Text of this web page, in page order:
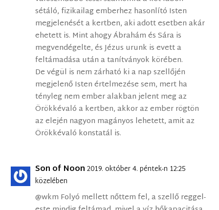
sétáló, fizikailag emberhez hasonlító Isten
megjelenését a kertben, aki adott esetben akár
ehetett is. Mint ahogy Ábrahám és Sára is
megvendégelte, és Jézus urunk is evett a
feltámadása után a tanítványok körében.
De végül is nem zárható ki a nap szellőjén
megjelenő Isten értelmezése sem, mert ha
tényleg nem ember alakban jelent meg az
Örökkévaló a kertben, akkor az ember rögtön
az elején nagyon magányos lehetett, amit az
Örökkévaló konstatál is.
Son of Noon 2019. október 4. péntek-n 12:25
közelében
@wkm Folyó mellett nőttem fel, a szellő reggel-